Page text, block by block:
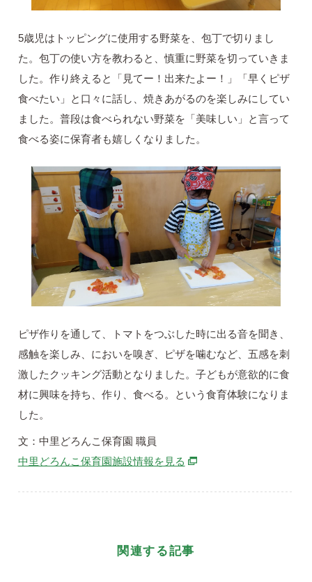
5歳児はトッピングに使用する野菜を、包丁で切りまし
た。包丁の使い方を教わると、慎重に野菜を切っていきま
した。作り終えると「見てー！出来たよー！」「早くピザ
食べたい」と口々に話し、焼きあがるのを楽しみにしてい
ました。普段は食べられない野菜を「美味しい」と言って
食べる姿に保育者も嬉しくなりました。
ピザ作りを通して、トマトをつぶした時に出る音を聞き、
感触を楽しみ、においを嗅ぎ、ピザを噛むなど、五感を刺
激したクッキング活動となりました。子どもが意欲的に食
材に興味を持ち、作り、食べる。という食育体験になりま
した。
文：中里どろんこ保育園 職員
中里どろんこ保育園施設情報を見る 別ウィンドウで開きます
関連する記事